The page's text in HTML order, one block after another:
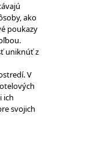
ako
poukazy
uniknúť z
V
ich
svojich